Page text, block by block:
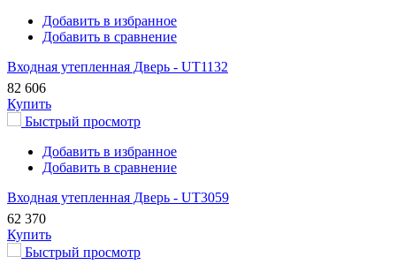
Добавить в избранное
Добавить в сравнение
Входная утепленная Дверь - UT1132
82 606
Купить
Быстрый просмотр
Добавить в избранное
Добавить в сравнение
Входная утепленная Дверь - UT3059
62 370
Купить
Быстрый просмотр